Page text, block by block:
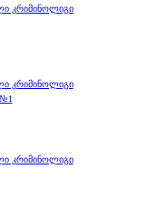
კრიმინოლიგი
კრიმინოლიგი
კრიმინოლიგი